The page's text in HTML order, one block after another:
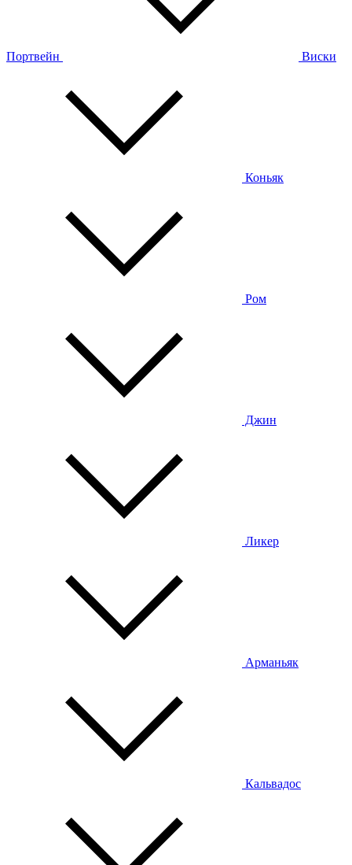
Портвейн Виски
Коньяк
Ром
Джин
Ликер
Арманьяк
Кальвадос